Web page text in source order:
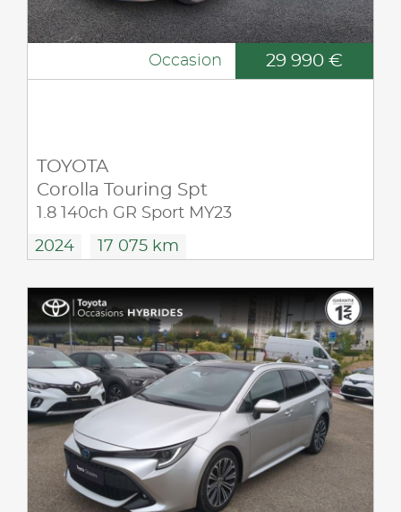
Occasion 29 990 €
TOYOTA
Corolla Touring Spt
1.8 140ch GR Sport MY23
2024 17 075 km